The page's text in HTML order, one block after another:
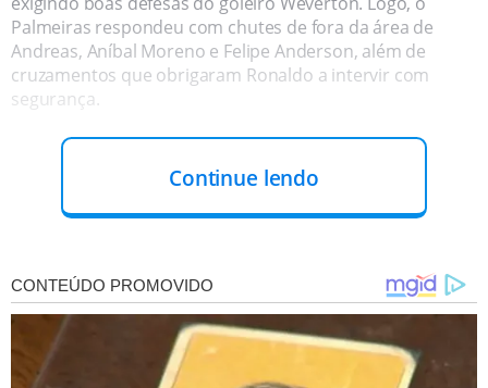
Palmeiras respondeu com chutes de fora da área de
Andreas, Aníbal Moreno e Felipe Anderson, além de
cruzamentos que obrigaram Ronaldo a intervir com
segurança.
Continue lendo